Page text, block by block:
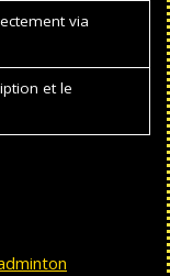
via
et le